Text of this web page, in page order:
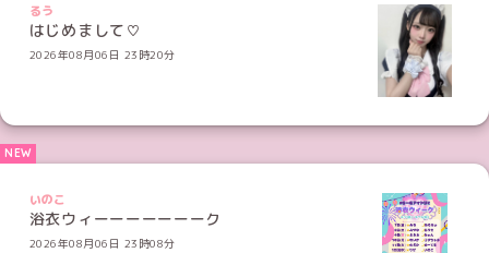
るう
はじめまして♡
2026年08月06日 23時20分
いのこ
浴衣ウィーーーーーーーク
2026年08月06日 23時08分